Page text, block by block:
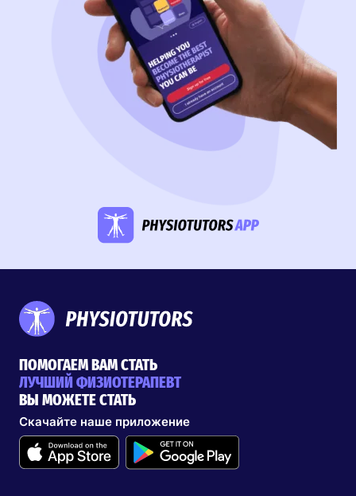
ПОМОГАЕМ ВАМ СТАТЬ
ЛУЧШИЙ ФИЗИОТЕРАПЕВТ
ВЫ МОЖЕТЕ СТАТЬ
Скачайте наше приложение